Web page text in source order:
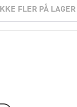
IKKE FLER PÅ LAGER